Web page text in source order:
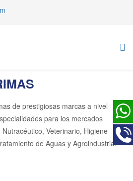
de prestigiosas marcas a nivel
para los mercados
Veterinario, Higiene
de Aguas y Agroindustria.